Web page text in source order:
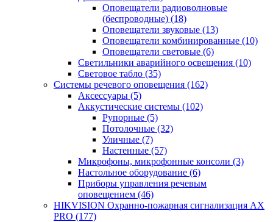
Оповещатели радиоволновые
(беспроводные) (18)
Оповещатели звуковые (13)
Оповещатели комбинированные (10)
Оповещатели световые (6)
Светильники аварийного освещения (10)
Световое табло (35)
Системы речевого оповещения (162)
Аксессуары (5)
Аккустические системы (102)
Рупорные (5)
Потолочные (32)
Уличные (7)
Настенные (57)
Микрофоны, микрофонные консоли (3)
Настольное оборудование (6)
Приборы управления речевым
оповещением (46)
HIKVISION Охранно-пожарная сигнализация AX
PRO (177)